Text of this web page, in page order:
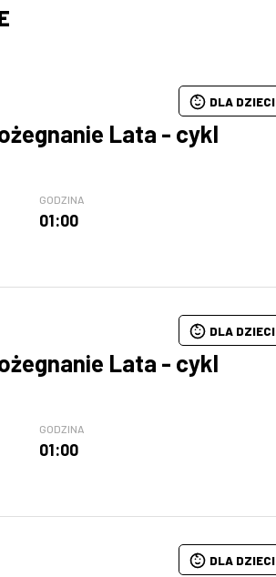
Lata - cykl
GODZINA
01:00
DLA DZIECI
Lata - cykl
GODZINA
01:00
DLA DZIECI
DLA DZIECI